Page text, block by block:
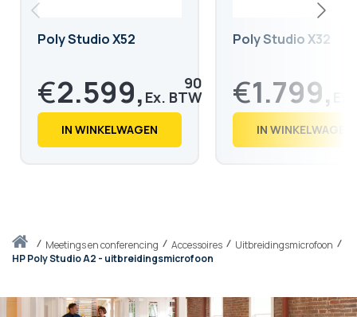
Thuismeetings en conferencing Accessoires
Uitbreidingsmicrofoon
HP Poly Studio A2 - uitbreidingsmicrofoon
Poly Studio X52
€2.599, 90
€ 3.145,
IN WINKELWAGEN
Poly Studio X32
€1.799,
€ 2.176,
IN WINKELWAGEN